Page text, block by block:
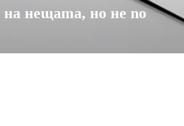
нещата, но не по